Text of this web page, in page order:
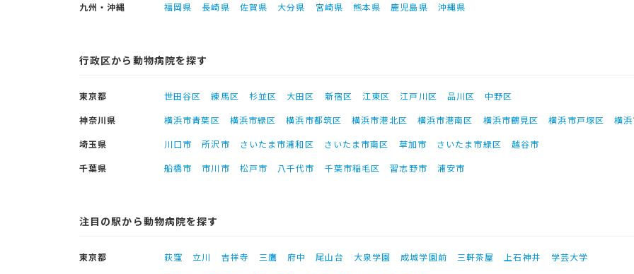
九州・沖縄
福岡県 長崎県 佐賀県 大分県 宮崎県 熊本県 鹿児島県 沖縄県
行政区から動物病院を探す
東京都 世田谷区 練馬区 杉並区 大田区 新宿区 江東区 江戸川区 品川区
中野区
神奈川県
横浜市青葉区 横浜市緑区 横浜市都筑区 横浜市港北区 横浜市港南区 横浜市鶴見区 横浜市戸塚区
横
埼玉県
川口市 所沢市 さいたま市浦和区 さいたま市南区 草加市 さいたま市緑区
越谷市
千葉県
船橋市 市川市 松戸市 八千代市 千葉市稲毛区 習志野市 浦安市
注目の駅から動物病院を探す
東京都 荻窪 立川 吉祥寺 三鷹 府中 尾山台 大泉学園 成城学園前 三軒茶屋 上石神井
学芸大学